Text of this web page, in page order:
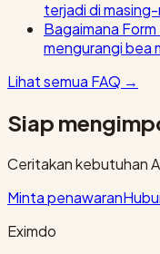
terjadi di
Bagaimana Form
mengurangi bea
Lihat semua FAQ →
Siap
Ceritakan kebutuhan
Minta penawaran
Eximdo